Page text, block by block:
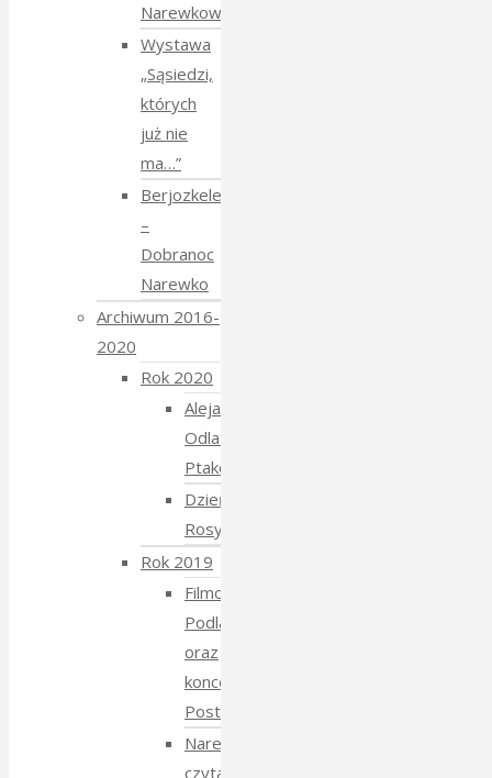
Narewkowskich
Wystawa
„Sąsiedzi,
których
już nie
ma…”
Berjozkele
–
Dobranoc
Narewko
Archiwum 2016-
2020
Rok 2020
Aleja
Odlatujących
Ptaków
Dzień
Rosyjski
Rok 2019
Filmowe
Podlasie
oraz
koncert
Postmana
Narewka
czyta